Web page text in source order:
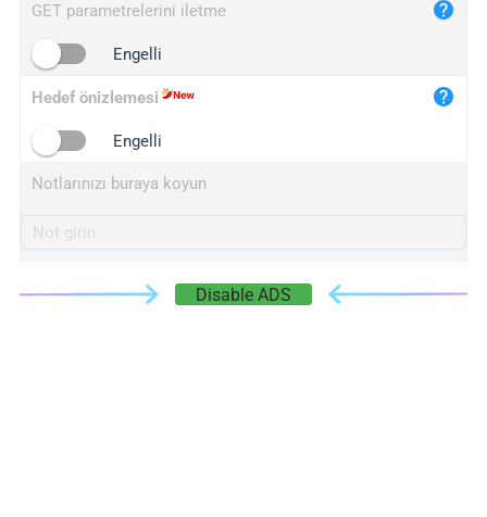
GET parametrelerini iletme
Engelli
Hedef önizlemesi
Engelli
Notlarınızı buraya koyun
Disable ADS